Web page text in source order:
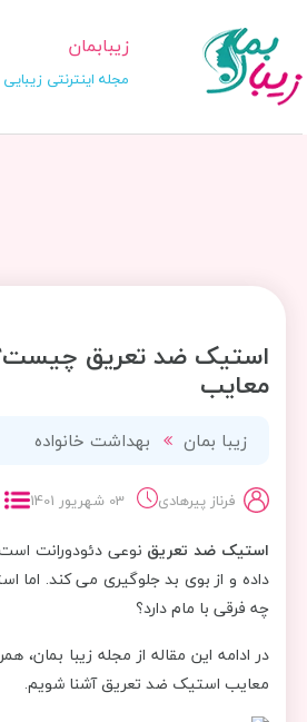
زیبابمان
مجله اینترنتی
استیک ضد تعریق چیست؟
معایب
زیبا بمان بهداشت خانواده
فرناز پیرهادی 03 شهریور 1401
استیک ضد تعریق نوعی دئودورانت
داده و از بوی بد جلوگیری می کند.
چه فرقی با مام دارد؟
در ادامه این مقاله از مجله زیبا بمان،
معایب استیک ضد تعریق آشنا شویم.